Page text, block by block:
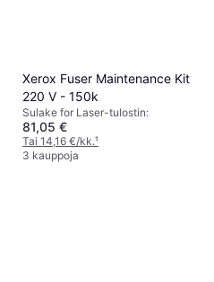
Xerox Fuser Maintenance Kit
220 V - 150k
Sulake for Laser-tulostin:
81,05 €
Tai 14,16 €/kk.¹
3 kauppoja